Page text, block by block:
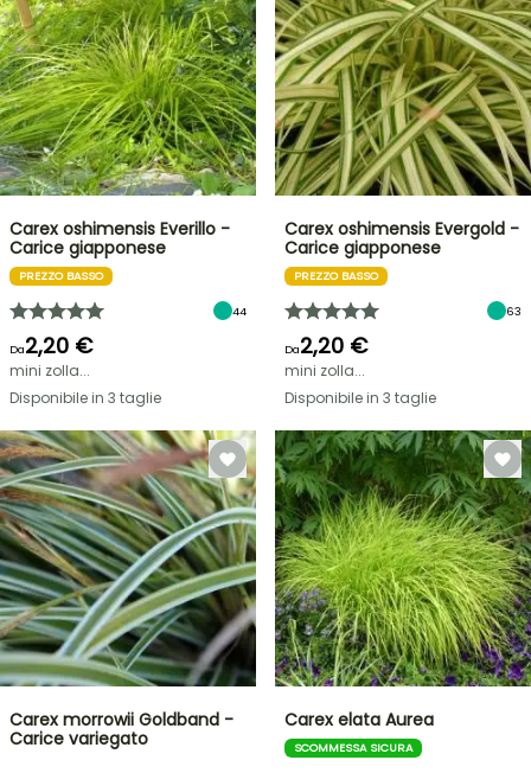
Carex oshimensis Everillo -
Carice giapponese
PREZZO BASSO
44
Da2,20 €
mini zolla...
Disponibile in 3 taglie
Carex oshimensis Evergold -
Carice giapponese
PREZZO BASSO
63
Da2,20 €
mini zolla...
Disponibile in 3 taglie
Carex morrowii Goldband -
Carice variegato
Carex elata Aurea
SCOMMESSA SICURA